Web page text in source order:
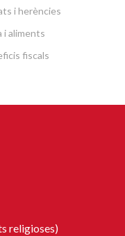
i herències
i aliments
fiscals
religioses)